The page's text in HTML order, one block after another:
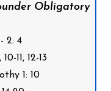
Obligatory
2: 4
11, 12-13
1: 10